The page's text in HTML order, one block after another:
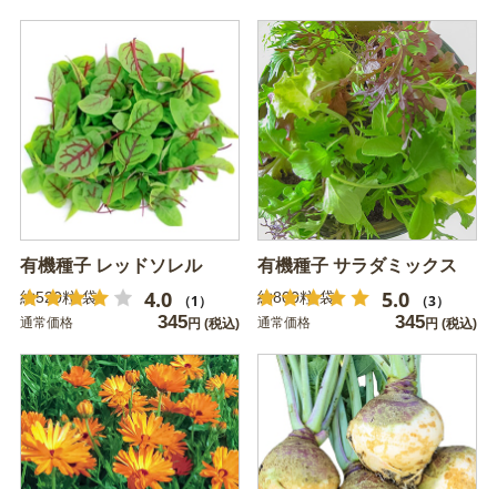
有機種子 レッドソレル
4.0 （1）
約520粒 袋
通常価格 345円 (税込)
有機種子 サラダミックス
5.0 （3）
約800粒 袋
通常価格 345円 (税込)